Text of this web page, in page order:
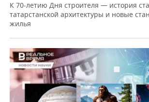
К 70-летию Дня строителя — история
татарстанской архитектуры и новые
жилья